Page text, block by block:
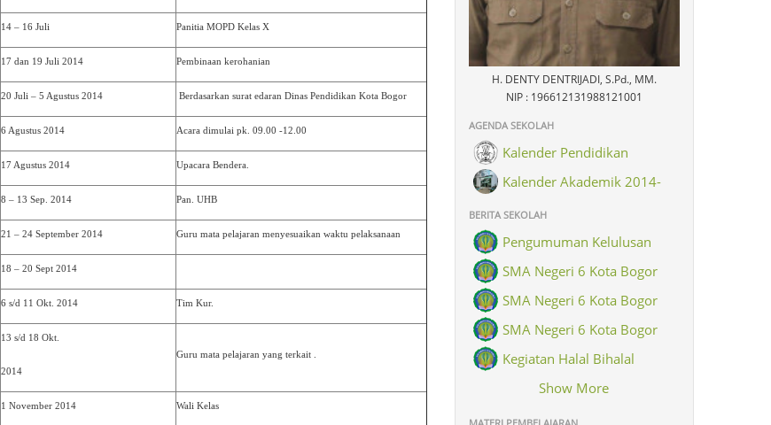
14 – 16 Juli Panitia MOPD Kelas X
17 dan 19 Juli 2014 Pembinaan kerohanian
20 Juli – 5 Agustus 2014 Berdasarkan surat edaran Dinas Pendidikan Kota Bogor
6 Agustus 2014 Acara dimulai pk. 09.00 -12.00
17 Agustus 2014 Upacara Bendera.
8 – 13 Sep. 2014 Pan. UHB
21 – 24 September 2014 Guru mata pelajaran menyesuaikan waktu pelaksanaan
18 – 20 Sept 2014
6 s/d 11 Okt. 2014 Tim Kur.
13 s/d 18 Okt.
2014
Guru mata pelajaran yang terkait .
1 November 2014 Wali Kelas
H. DENTY DENTRIJADI, S.Pd., MM.
NIP : 196612131988121001
AGENDA SEKOLAH
Kalender Pendidikan
Kalender Akademik 2014-
2015
BERITA SEKOLAH
Pengumuman Kelulusan
SMA Negeri 6 Kota Bogor
SMA Negeri 6 Kota Bogor
SMA Negeri 6 Kota Bogor
Kegiatan Halal Bihalal
Keluarga Besar SMAN 6 Kota
Show More